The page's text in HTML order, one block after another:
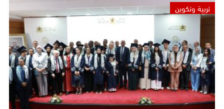
تربية وتكوين